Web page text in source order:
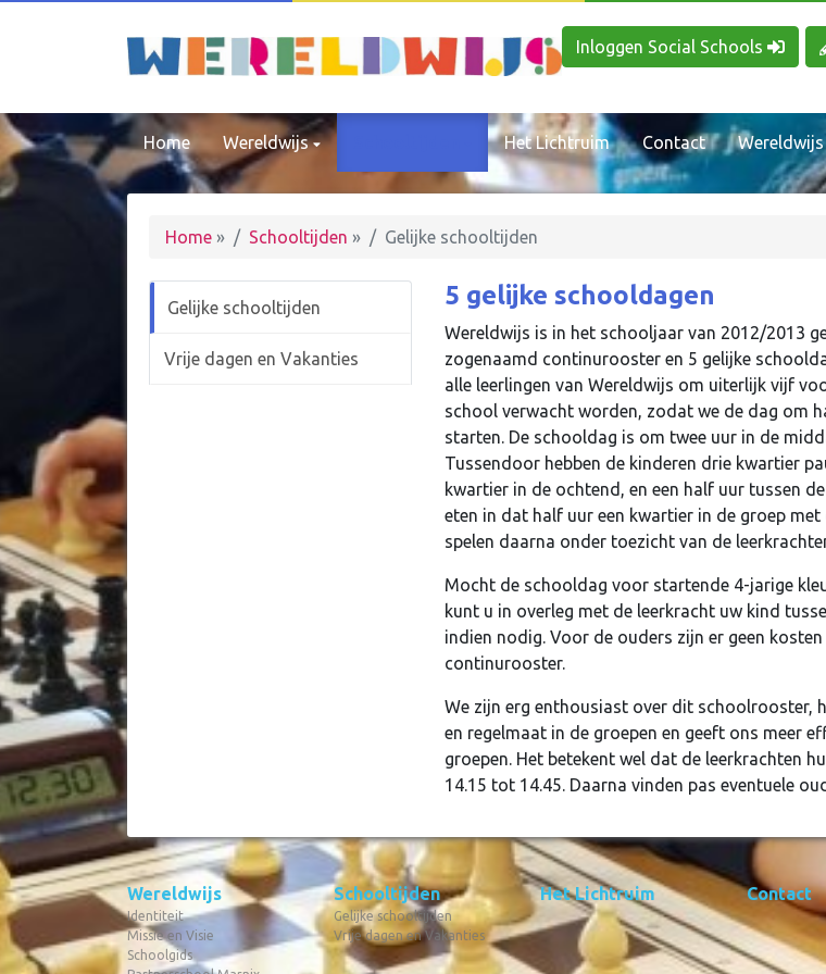
Inloggen Social Schools
Home Wereldwijs Het Lichtruim Contact
Home » Schooltijden » Gelijke schooltijden
Gelijke schooltijden
Vrije dagen en Vakanties
5 gelijke schooldagen
Wereldwijs is in het schooljaar van 2012/2013
zogenaamd continurooster en 5 gelijke
alle leerlingen van Wereldwijs om uiterlijk vijf
school verwacht worden, zodat we de dag om
starten. De schooldag is om twee uur in de
Tussendoor hebben de kinderen drie kwartier
kwartier in de ochtend, en een half uur tussen
eten in dat half uur een kwartier in de groep met
spelen daarna onder toezicht van de
Mocht de schooldag voor startende 4-jarige
kunt u in overleg met de leerkracht uw kind
indien nodig. Voor de ouders zijn er geen
continurooster.
We zijn erg enthousiast over dit schoolrooster,
en regelmaat in de groepen en geeft ons meer
groepen. Het betekent wel dat de leerkrachten
14.15 tot 14.45. Daarna vinden pas eventuele
Wereldwijs
Identiteit
Missie en Visie
Schoolgids
Schooltijden
Gelijke schooltijden
Vrije dagen en Vakanties
Het Lichtruim Contact